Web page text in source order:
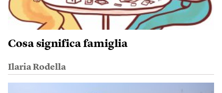
Cosa significa famiglia
Ilaria Rodella